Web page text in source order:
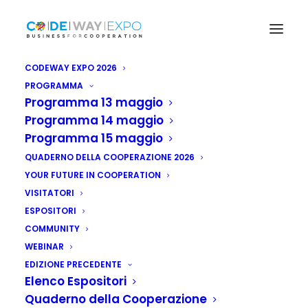
CODEWAY EXPO 2026
PROGRAMMA
Programma 13 maggio
Programma 14 maggio
Programma 15 maggio
QUADERNO DELLA COOPERAZIONE 2026
YOUR FUTURE IN COOPERATION
VISITATORI
ESPOSITORI
COMMUNITY
WEBINAR
EDIZIONE PRECEDENTE
Elenco Espositori
Quaderno della Cooperazione
Nigeria: Fmi chiede
più